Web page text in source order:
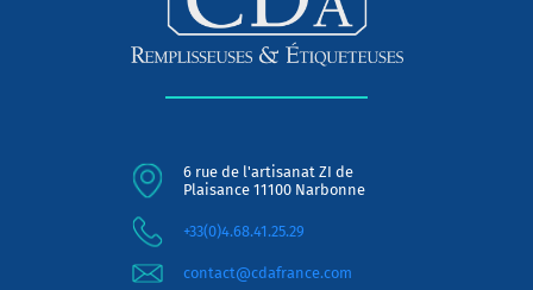
6 rue de l'artisanat ZI de
Plaisance 11100 Narbonne
+33(0)4.68.41.25.29
contact@cdafrance.com